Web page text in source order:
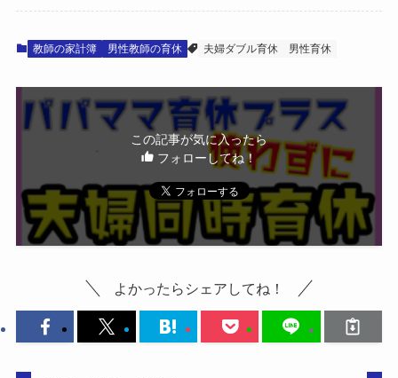
教師の家計簿 男性教師の育休 夫婦ダブル育休 男性育休
この記事が気に入ったら
フォローしてね！
よかったらシェアしてね！